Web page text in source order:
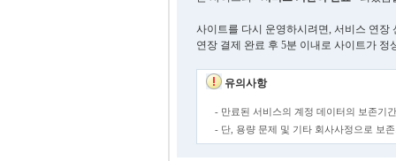
사이트를 다시 운영하시려면, 서비스 연장
연장 결제 완료 후 5분 이내로 사이트가 정
유의사항
- 만료된 서비스의 계정 데이터의 보존기
- 단, 용량 문제 및 기타 회사사정으로 보